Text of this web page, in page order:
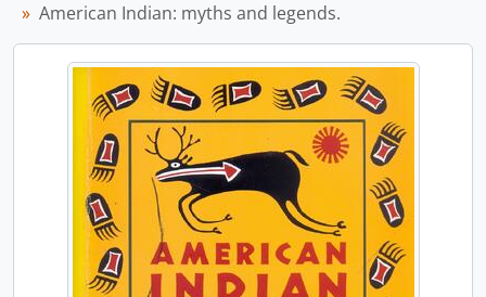
American Indian: myths and legends.